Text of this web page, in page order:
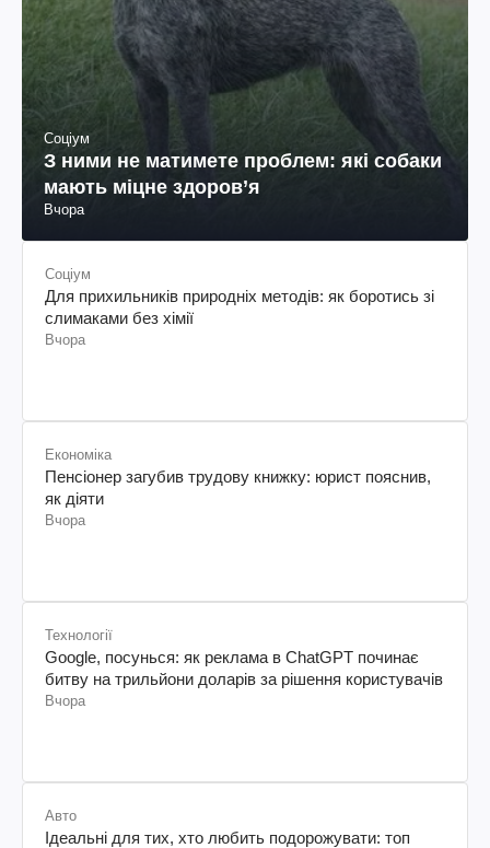
Соціум
З ними не матимете проблем: які собаки
мають міцне здоров’я
Вчора
Соціум
Для прихильників природніх методів: як боротись зі
слимаками без хімії
Вчора
Економіка
Пенсіонер загубив трудову книжку: юрист пояснив,
як діяти
Вчора
Технології
Google, посунься: як реклама в ChatGPT починає
битву на трильйони доларів за рішення користувачів
Вчора
Авто
Ідеальні для тих, хто любить подорожувати: топ